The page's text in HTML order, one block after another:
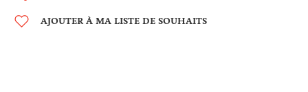
AJOUTER À MA LISTE DE SOUHAITS